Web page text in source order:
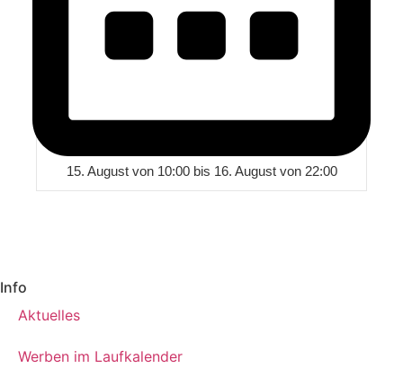
15. August von 10:00bis 16. August von 22:00
Info
Aktuelles
Werben im Laufkalender